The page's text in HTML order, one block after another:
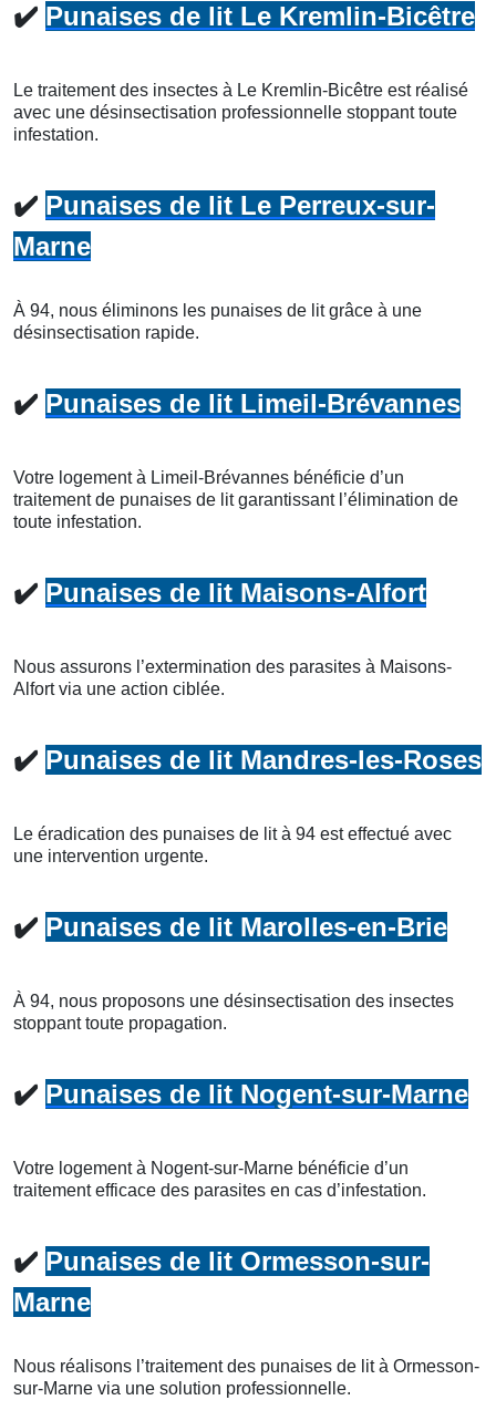
✔️ Punaises de lit Le Kremlin-Bicêtre
Le traitement des insectes à Le Kremlin-Bicêtre est réalisé
avec une désinsectisation professionnelle stoppant toute
infestation.
✔️ Punaises de lit Le Perreux-sur-
Marne
À 94, nous éliminons les punaises de lit grâce à une
désinsectisation rapide.
✔️ Punaises de lit Limeil-Brévannes
Votre logement à Limeil-Brévannes bénéficie d’un
traitement de punaises de lit garantissant l’élimination de
toute infestation.
✔️ Punaises de lit Maisons-Alfort
Nous assurons l’extermination des parasites à Maisons-
Alfort via une action ciblée.
✔️ Punaises de lit Mandres-les-Roses
Le éradication des punaises de lit à 94 est effectué avec
une intervention urgente.
✔️ Punaises de lit Marolles-en-Brie
À 94, nous proposons une désinsectisation des insectes
stoppant toute propagation.
✔️ Punaises de lit Nogent-sur-Marne
Votre logement à Nogent-sur-Marne bénéficie d’un
traitement efficace des parasites en cas d’infestation.
✔️ Punaises de lit Ormesson-sur-
Marne
Nous réalisons l’traitement des punaises de lit à Ormesson-
sur-Marne via une solution professionnelle.